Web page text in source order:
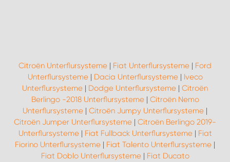
Citroën Unterflursysteme | Fiat Unterflursysteme | Ford
Unterflursysteme| Dacia Unterflursysteme| Iveco
Unterflursysteme | Dodge Unterflursysteme | Citroën
Berlingo -2018 Unterflursysteme| Citroën Nemo
Unterflursysteme | Citroën Jumpy Unterflursysteme |
Citroën Jumper Unterflursysteme | Citroën Berlingo 2019-
Unterflursysteme| Fiat Fullback Unterflursysteme| Fiat
Fiorino Unterflursysteme | Fiat Talento Unterflursysteme |
Fiat Doblo Unterflursysteme| Fiat Ducato